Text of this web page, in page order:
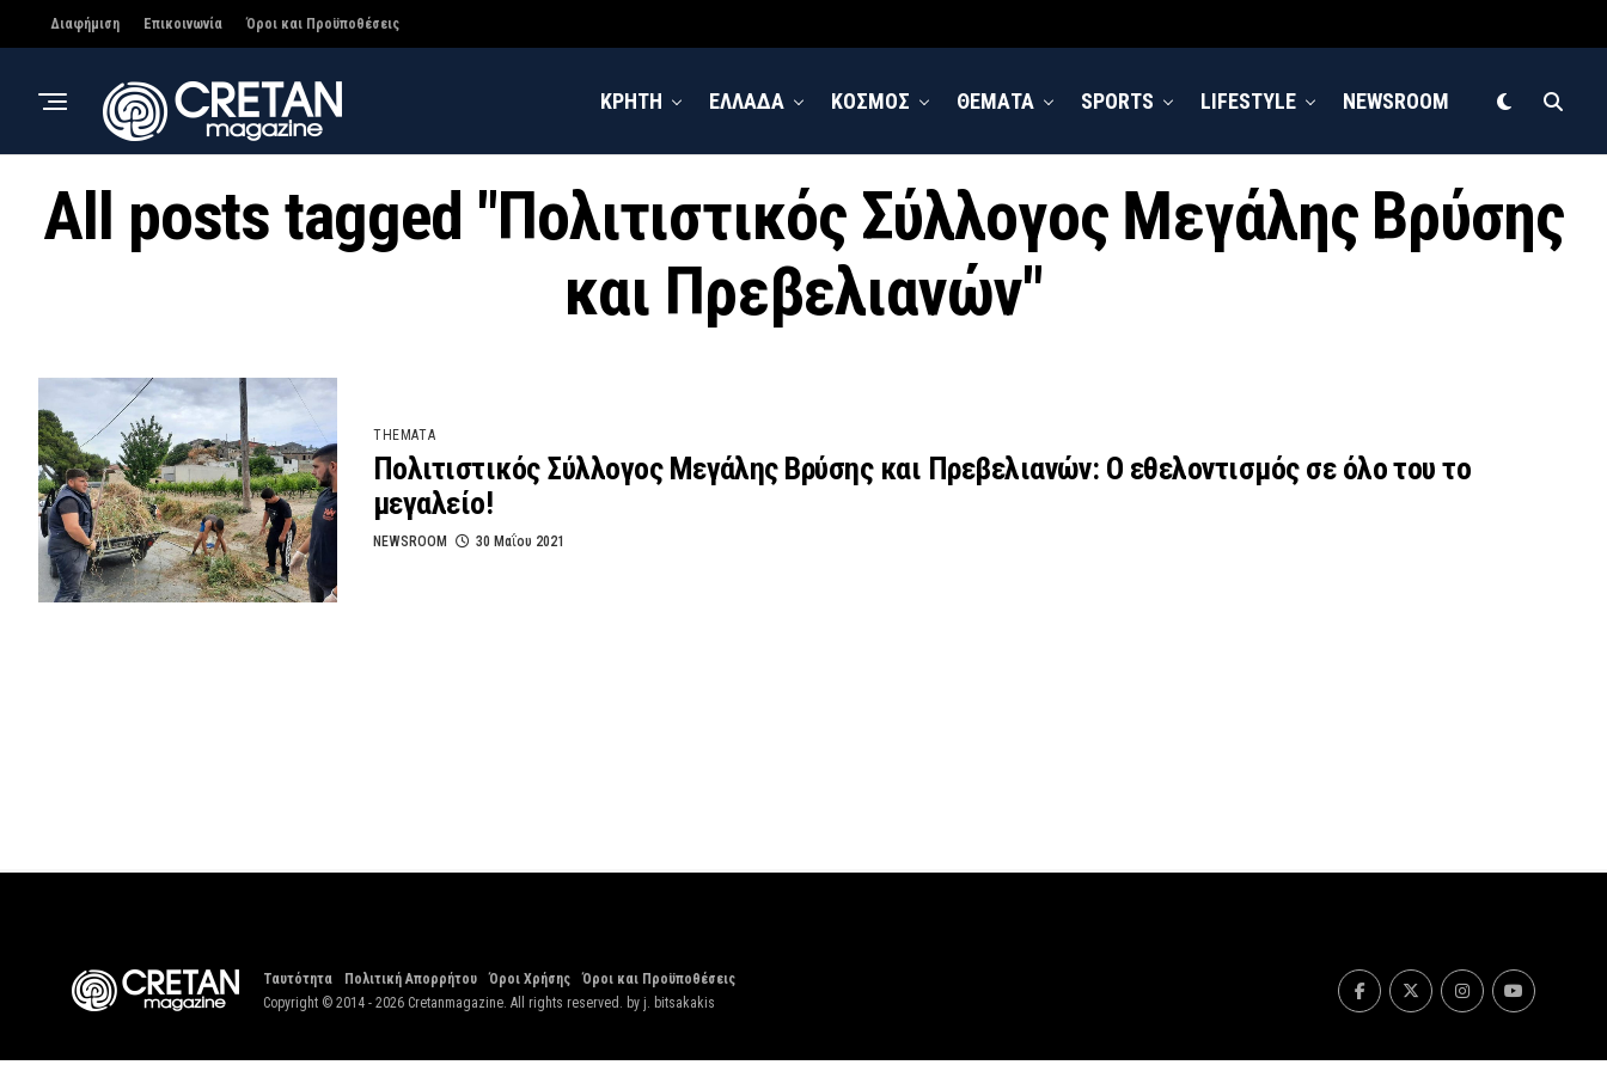
Διαφήμιση Επικοινωνία Όροι και Προϋποθέσεις
ΚΡΗΤΗ ΕΛΛΑΔΑ ΚΟΣΜΟΣ ΘΕΜΑΤΑ SPORTS LIFESTYLE NEWSROOM
All posts tagged "Πολιτιστικός Σύλλογος Μεγάλης Βρύσης
και Πρεβελιανών"
THEMATA
Πολιτιστικός Σύλλογος Μεγάλης Βρύσης και Πρεβελιανών: Ο εθελοντισμός σε όλο του το
μεγαλείο!
NEWSROOM 30 Μαΐου 2021
Ταυτότητα Πολιτική Απορρήτου Όροι Χρήσης
Όροι και Προϋποθέσεις
Copyright © 2014 - 2026 Cretanmagazine. All rights reserved. by j. bitsakakis